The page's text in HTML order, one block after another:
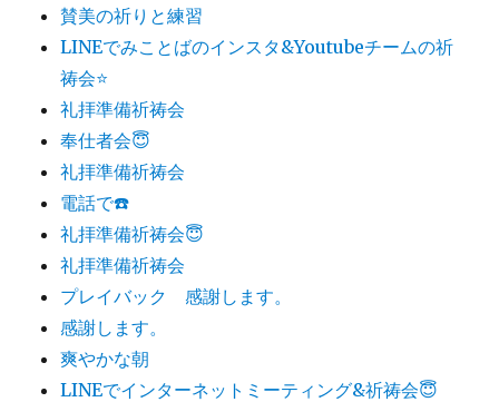
賛美の祈りと練習
LINEでみことばのインスタ&Youtubeチームの祈
祷会⭐️
礼拝準備祈祷会
奉仕者会😇
礼拝準備祈祷会
電話で☎️
礼拝準備祈祷会😇
礼拝準備祈祷会
プレイバック 感謝します。
感謝します。
爽やかな朝
LINEでインターネットミーティング&祈祷会😇